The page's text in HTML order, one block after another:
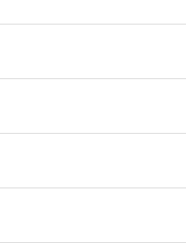
自分へのご褒美でのご利用も人